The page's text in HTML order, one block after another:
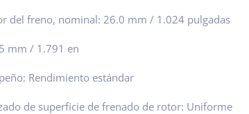
del freno, nominal: 26.0 mm / 1.024 pulgadas
mm / 1.791 en
Rendimiento estándar
de superficie de frenado de rotor: Uniforme